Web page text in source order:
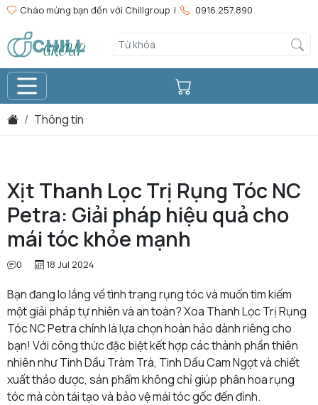
Chào mừng bạn đến với Chillgroup | 0916.257.890
Thông tin
Xịt Thanh Lọc Trị Rụng Tóc NC
Petra: Giải pháp hiệu quả cho
mái tóc khỏe mạnh
0 18 Jul 2024
Bạn đang lo lắng về tình trạng rụng tóc và muốn tìm kiếm
một giải pháp tự nhiên và an toàn? Xoa Thanh Lọc Trị Rụng
Tóc NC Petra chính là lựa chọn hoàn hảo dành riêng cho
bạn! Với công thức đặc biệt kết hợp các thành phần thiên
nhiên như Tinh Dầu Tràm Trà, Tinh Dầu Cam Ngọt và chiết
xuất thảo dược, sản phẩm không chỉ giúp phân hoa rụng
tóc mà còn tái tạo và bảo vệ mái tóc gốc đến đỉnh.